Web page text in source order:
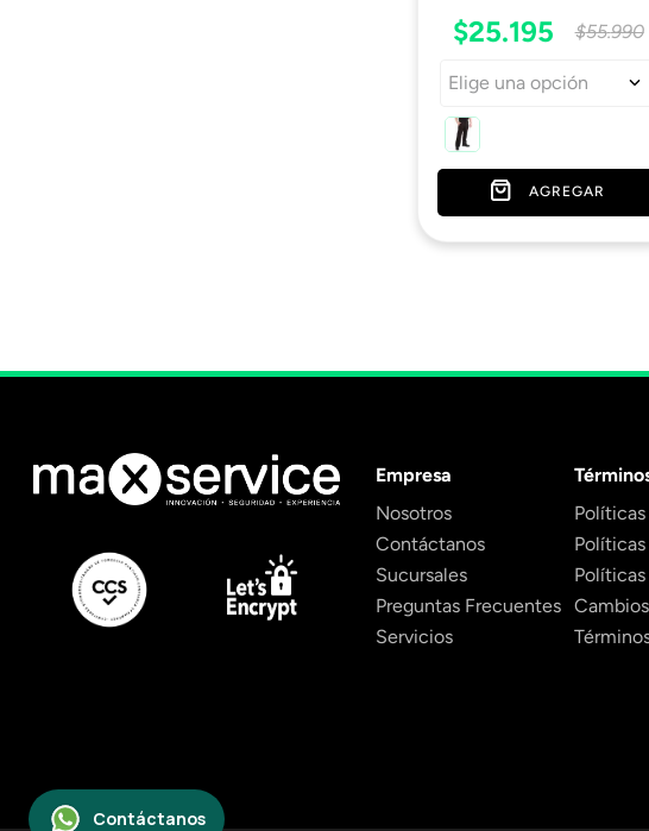
$25.195 $55.990
Elige una opción
AGREGAR
Empresa
Nosotros
Contáctanos
Sucursales
Preguntas Frecuentes
Servicios